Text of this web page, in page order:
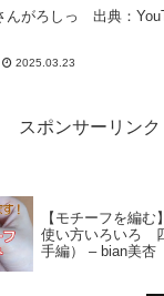
んがろしっ
2025.03.23
出典：
スポンサーリンク
【モチーフを編む
使い方いろいろ
手編） – bian美杏